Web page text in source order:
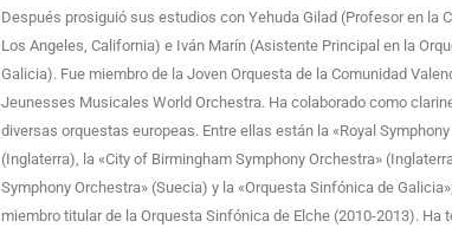
Después prosiguió sus estudios con Yehuda Gilad (Profesor en la
Los Angeles, California) e Iván Marín (Asistente Principal en la
Galicia). Fue miembro de la Joven Orquesta de la Comunidad
Jeunesses Musicales World Orchestra. Ha colaborado como
diversas orquestas europeas. Entre ellas están la «Royal
(Inglaterra), la «City of Birmingham Symphony Orchestra»
Symphony Orchestra» (Suecia) y la «Orquesta Sinfónica de
miembro titular de la Orquesta Sinfónica de Elche (2010-2013). Ha